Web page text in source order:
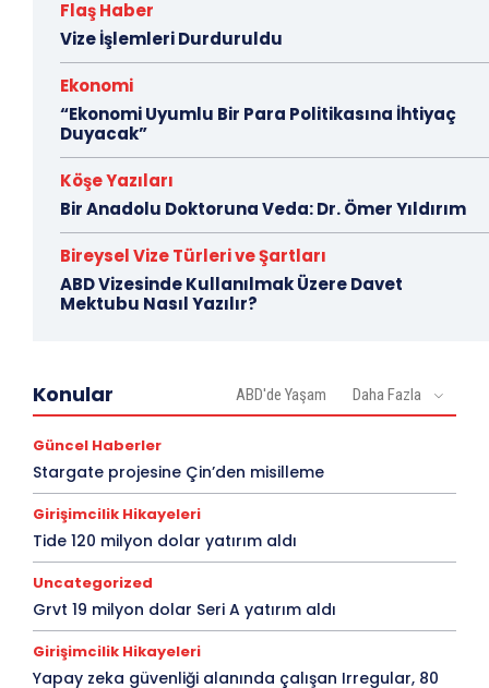
Flaş Haber
Vize İşlemleri Durduruldu
Ekonomi
“Ekonomi Uyumlu Bir Para Politikasına İhtiyaç
Duyacak”
Köşe Yazıları
Bir Anadolu Doktoruna Veda: Dr. Ömer Yıldırım
Bireysel Vize Türleri ve Şartları
ABD Vizesinde Kullanılmak Üzere Davet
Mektubu Nasıl Yazılır?
Konular ABD'de Yaşam Daha Fazla
Güncel Haberler
Stargate projesine Çin’den misilleme
Girişimcilik Hikayeleri
Tide 120 milyon dolar yatırım aldı
Uncategorized
Grvt 19 milyon dolar Seri A yatırım aldı
Girişimcilik Hikayeleri
Yapay zeka güvenliği alanında çalışan Irregular, 80